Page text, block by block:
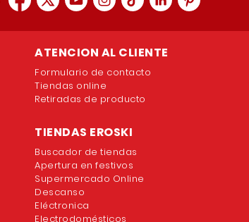
ATENCION AL CLIENTE
Formulario de contacto
Tiendas online
Retiradas de producto
TIENDAS EROSKI
Buscador de tiendas
Apertura en festivos
Supermercado Online
Descanso
Eléctronica
Electrodomésticos